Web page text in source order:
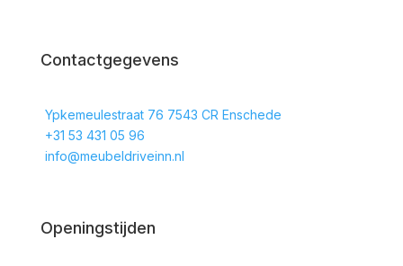
Contactgegevens
Ypkemeulestraat 76 7543 CR Enschede
+31 53 431 05 96
info@meubeldriveinn.nl
Openingstijden